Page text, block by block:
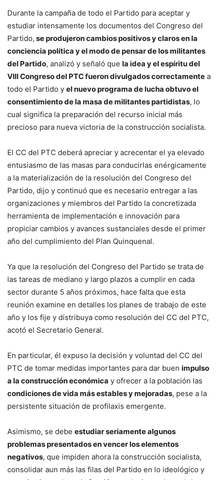
Durante la campaña de todo el Partido para aceptar y
estudiar intensamente los documentos del Congreso del
Partido, se produjeron cambios positivos y claros en la
conciencia política y el modo de pensar de los militantes
del Partido, analizó y señaló que la idea y el espíritu del
VIII Congreso del PTC fueron divulgados correctamente a
todo el Partido y el nuevo programa de lucha obtuvo el
consentimiento de la masa de militantes partidistas, lo
cual significa la preparación del recurso inicial más
precioso para nueva victoria de la construcción socialista.
El CC del PTC deberá apreciar y acrecentar el ya elevado
entusiasmo de las masas para conducirlas enérgicamente
a la materialización de la resolución del Congreso del
Partido, dijo y continuó que es necesario entregar a las
organizaciones y miembros del Partido la concretizada
herramienta de implementación e innovación para
propiciar cambios y avances sustanciales desde el primer
año del cumplimiento del Plan Quinquenal.
Ya que la resolución del Congreso del Partido se trata de
las tareas de mediano y largo plazos a cumplir en cada
sector durante 5 años próximos, hace falta que esta
reunión examine en detalles los planes de trabajo de este
año y los fije y distribuya como resolución del CC del PTC,
acotó el Secretario General.
En particular, él expuso la decisión y voluntad del CC del
PTC de tomar medidas importantes para dar buen impulso
a la construcción económica y ofrecer a la población las
condiciones de vida más estables y mejoradas, pese a la
persistente situación de profilaxis emergente.
Asimismo, se debe estudiar seriamente algunos
problemas presentados en vencer los elementos
negativos, que impiden ahora la construcción socialista,
consolidar aun más las filas del Partido en lo ideológico y